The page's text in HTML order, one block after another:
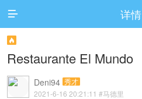
 详情

Restaurante El Mundo
Deni94 秀才
2021-6-16 20:21:11 #马德里